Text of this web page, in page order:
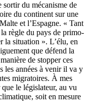
sortir du mécanisme de
du continent sur une
et l’Espagne. « Tant
règle du pays de primo-
la situation ». L’élu, en
que défend la
de stopper ces
les années à venir il va y
migratoires. À mes
le législateur, au vu
soit en mesure